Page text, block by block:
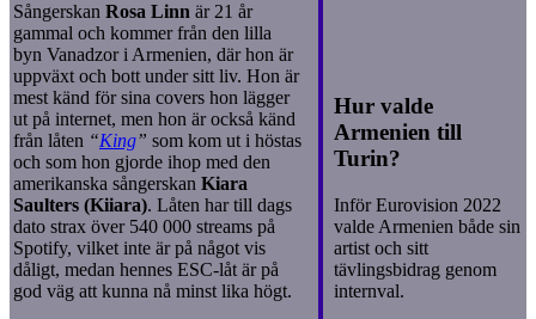
Sångerskan Rosa Linn är 21 år
gammal och kommer från den lilla
byn Vanadzor i Armenien, där hon är
uppväxt och bott under sitt liv. Hon är
mest känd för sina covers hon lägger
ut på internet, men hon är också känd
från låten “King” som kom ut i höstas
och som hon gjorde ihop med den
amerikanska sångerskan Kiara
Saulters (Kiiara). Låten har till dags
dato strax över 540 000 streams på
Spotify, vilket inte är på något vis
dåligt, medan hennes ESC-låt är på
god väg att kunna nå minst lika högt.
Hur valde
Armenien till
Turin?
Inför Eurovision 2022
valde Armenien både sin
artist och sitt
tävlingsbidrag genom
internval.